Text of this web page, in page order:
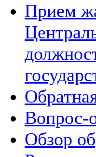
Прием
Вопрос-
Обзор